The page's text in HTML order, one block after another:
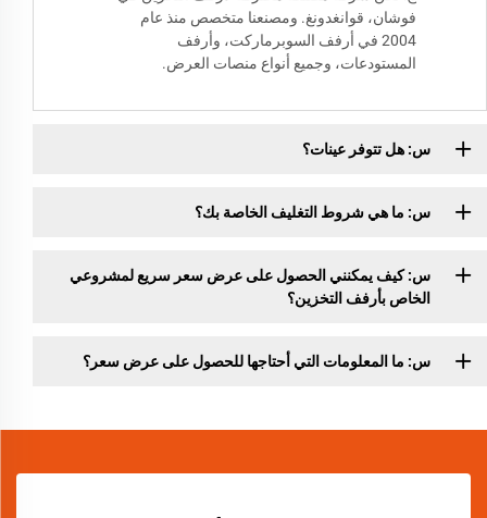
فوشان، قوانغدونغ. ومصنعنا متخصص منذ عام
2004 في أرفف السوبرماركت، وأرفف
المستودعات، وجميع أنواع منصات العرض.
س: هل تتوفر عينات؟
س: ما هي شروط التغليف الخاصة بك؟
س: كيف يمكنني الحصول على عرض سعر سريع لمشروعي
الخاص بأرفف التخزين؟
س: ما المعلومات التي أحتاجها للحصول على عرض سعر؟